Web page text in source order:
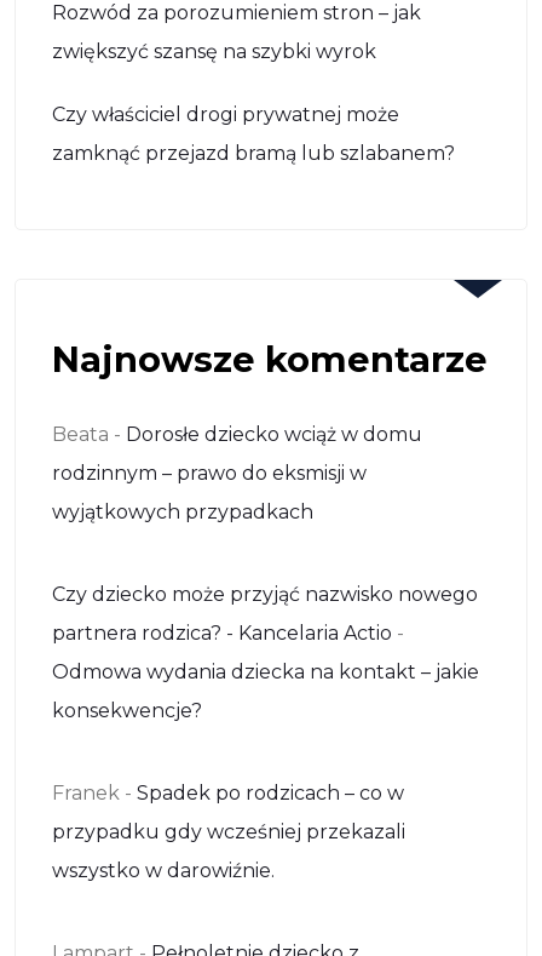
Rozwód za porozumieniem stron – jak
zwiększyć szansę na szybki wyrok
Czy właściciel drogi prywatnej może
zamknąć przejazd bramą lub szlabanem?
Najnowsze komentarze
Beata - Dorosłe dziecko wciąż w domu
rodzinnym – prawo do eksmisji w
wyjątkowych przypadkach
Czy dziecko może przyjąć nazwisko nowego
partnera rodzica? - Kancelaria Actio -
Odmowa wydania dziecka na kontakt – jakie
konsekwencje?
Franek - Spadek po rodzicach – co w
przypadku gdy wcześniej przekazali
wszystko w darowiźnie.